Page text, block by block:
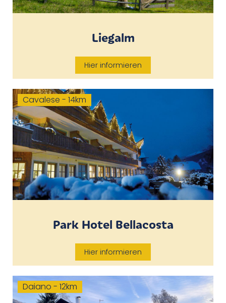
Liegalm
Hier informieren
Cavalese - 14km
Park Hotel Bellacosta
Hier informieren
Daiano - 12km